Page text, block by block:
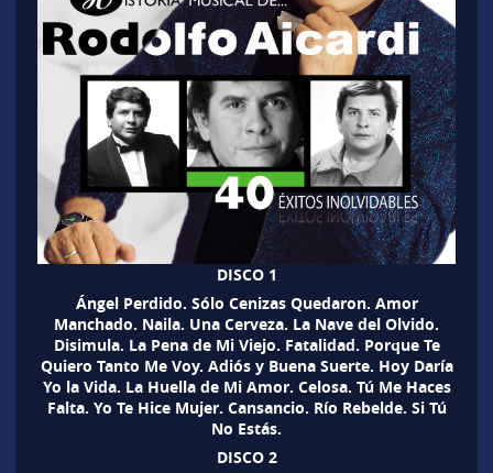
DISCO 1
Ángel Perdido. Sólo Cenizas Quedaron. Amor
Manchado. Naila. Una Cerveza. La Nave del Olvido.
Disimula. La Pena de Mi Viejo. Fatalidad. Porque Te
Quiero Tanto Me Voy. Adiós y Buena Suerte. Hoy Daría
Yo la Vida. La Huella de Mi Amor. Celosa. Tú Me Haces
Falta. Yo Te Hice Mujer. Cansancio. Río Rebelde. Si Tú
No Estás.
DISCO 2